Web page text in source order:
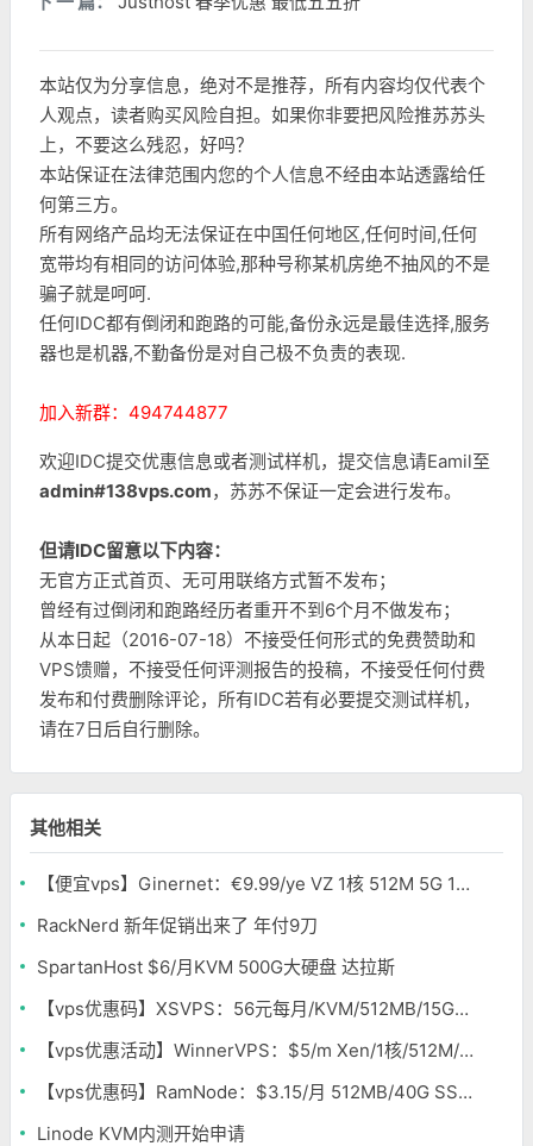
本站仅为分享信息，绝对不是推荐，所有内容均仅代表个
人观点，读者购买风险自担。如果你非要把风险推苏苏头
上，不要这么残忍，好吗？
本站保证在法律范围内您的个人信息不经由本站透露给任
何第三方。
所有网络产品均无法保证在中国任何地区,任何时间,任何
宽带均有相同的访问体验,那种号称某机房绝不抽风的不是
骗子就是呵呵.
任何IDC都有倒闭和跑路的可能,备份永远是最佳选择,服务
器也是机器,不勤备份是对自己极不负责的表现.
加入新群：494744877
欢迎IDC提交优惠信息或者测试样机，提交信息请Eamil至
admin#138vps.com，苏苏不保证一定会进行发布。
但请IDC留意以下内容：
无官方正式首页、无可用联络方式暂不发布；
曾经有过倒闭和跑路经历者重开不到6个月不做发布；
从本日起（2016-07-18）不接受任何形式的免费赞助和
VPS馈赠，不接受任何评测报告的投稿，不接受任何付费
发布和付费删除评论，所有IDC若有必要提交测试样机，
请在7日后自行删除。
其他相关
【便宜vps】Ginernet：€9.99/ye VZ 1核 512M 5G 100G 1Gbps 西班牙
RackNerd 新年促销出来了 年付9刀
SpartanHost $6/月KVM 500G大硬盘 达拉斯
【vps优惠码】XSVPS：56元每月/KVM/512MB/15GB/150GB 香港
【vps优惠活动】WinnerVPS：$5/m Xen/1核/512M/10G/500G/4IP 凤凰城
【vps优惠码】RamNode：$3.15/月 512MB/40G SSD/1000GB OpenVZ 9折
Linode KVM内测开始申请